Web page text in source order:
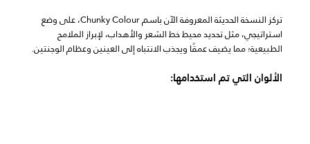
تركز النسخة الحديثة المعروفة الآن باسم Chunky Colour، على وضع
استراتيجي، مثل تحديد محيط خط الشعر والأهداب، لإبراز الملامح
الطبيعية؛ مما يضيف عمقًا ويجذب الانتباه إلى العينين وعظام الوجنتين.
الألوان التي تم استخدامها: